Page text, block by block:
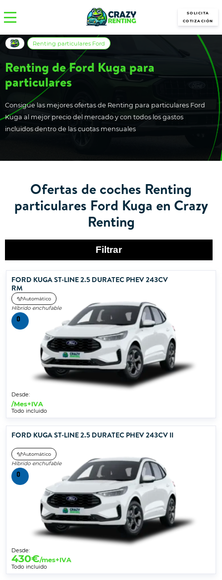
SOLICITA
COTIZACIÓN
Renting de Ford Kuga para
particulares
Consigue las mejores ofertas de Renting para particulares Ford
Kuga al mejor precio del mercado y con todos los gastos
incluidos dentro de las cuotas mensuales
Renting particulares Ford
Ofertas de coches Renting
particulares Ford Kuga en Crazy
Renting
Filtrar
FORD KUGA ST-LINE 2.5 DURATEC PHEV 243CV
RM
Automático
Híbrido enchufable
Desde:
/Mes+IVA
Todo incluido
FORD KUGA ST-LINE 2.5 DURATEC PHEV 243CV II
Automático
Híbrido enchufable
Desde:
430€/mes+IVA
Todo incluido